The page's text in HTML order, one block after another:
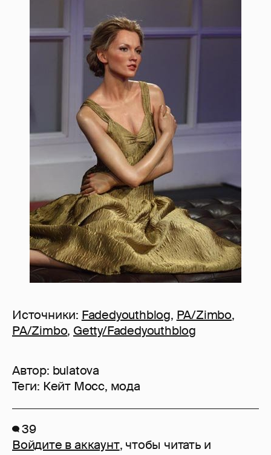
Источники: Fadedyouthblog, PA/Zimbo,
PA/Zimbo, Getty/Fadedyouthblog
Автор: bulatova
Теги: Кейт Мосс, мода
39
Войдите в аккаунт, чтобы читать и